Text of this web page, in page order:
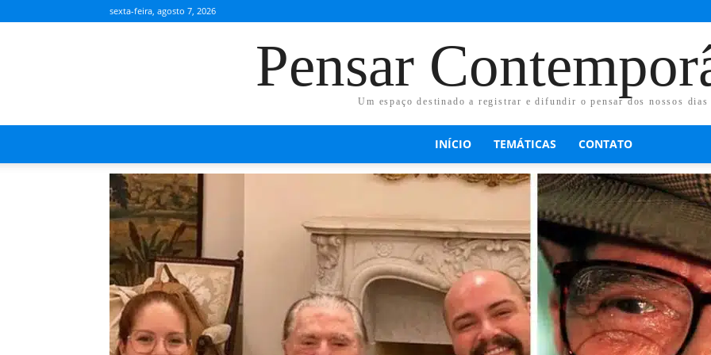
sexta-feira, agosto 7, 2026
Pensar
Um espaço destinado a registrar e difundir o pensar dos nossos dias
INÍCIO TEMÁTICAS CONTATO